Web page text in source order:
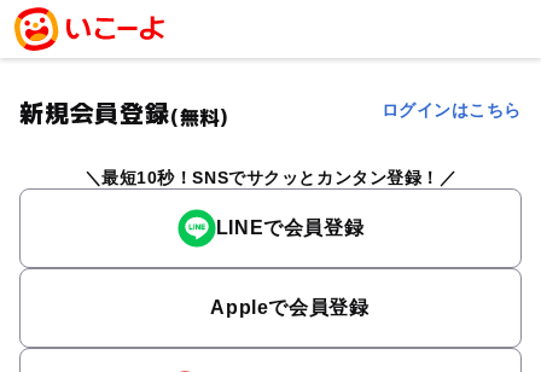
新規会員登録(無料) ログインはこちら
最短10秒！SNSでサクッとカンタン登録！
LINEで会員登録
Appleで会員登録